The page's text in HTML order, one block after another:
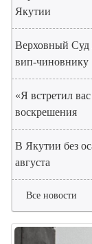
Якутии
Верховный
вип-чиновнику
«Я встретил
воскрешения
В Якутии без
августа
Все новости